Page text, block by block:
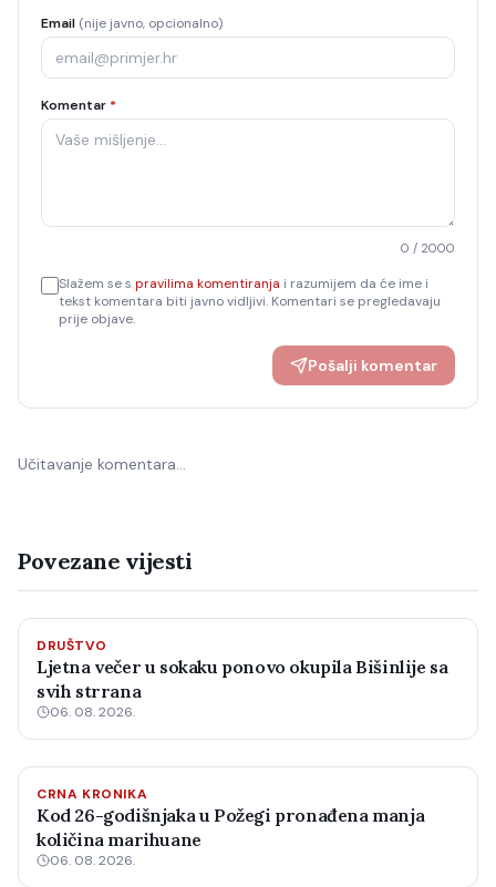
Email (nije javno, opcionalno)
Komentar *
0 / 2000
Slažem se s pravilima komentiranja i razumijem da će ime i
tekst komentara biti javno vidljivi. Komentari se pregledavaju
prije objave.
Pošalji komentar
Učitavanje komentara…
Povezane vijesti
DRUŠTVO
Ljetna večer u sokaku ponovo okupila Bišinlije sa
svih strrana
06. 08. 2026.
CRNA KRONIKA
Kod 26-godišnjaka u Požegi pronađena manja
količina marihuane
06. 08. 2026.